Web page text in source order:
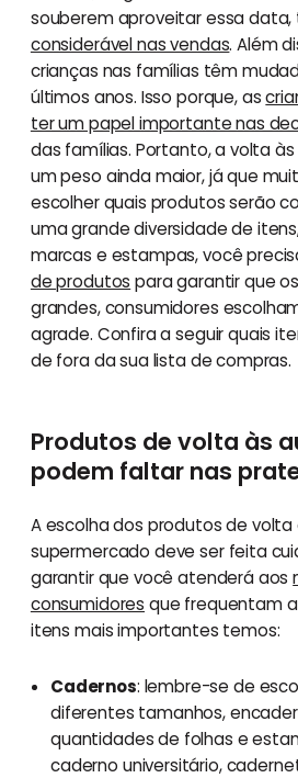
souberem aproveitar essa
considerável nas vendas. Além
crianças nas famílias têm
últimos anos. Isso porque, as
ter um papel importante nas
das famílias. Portanto, a volta
um peso ainda maior, já que
escolher quais produtos serão
uma grande diversidade de
marcas e estampas, você
de produtos para garantir que
grandes, consumidores
agrade. Confira a seguir quais
de fora da sua lista de compras.
Produtos de volta às
podem faltar nas
A escolha dos produtos de volta
supermercado deve ser feita
garantir que você atenderá aos
consumidores que frequentam
itens mais importantes temos:
Cadernos: lembre-se de
diferentes tamanhos,
quantidades de folhas e
caderno universitário,